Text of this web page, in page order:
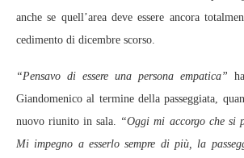
anche se quell’area deve essere ancora
cedimento di dicembre scorso.
“Pensavo di essere una persona empatica”
Giandomenico al termine della passeggiata,
nuovo riunito in sala. “Oggi mi accorgo che si
Mi impegno a esserlo sempre di più, la